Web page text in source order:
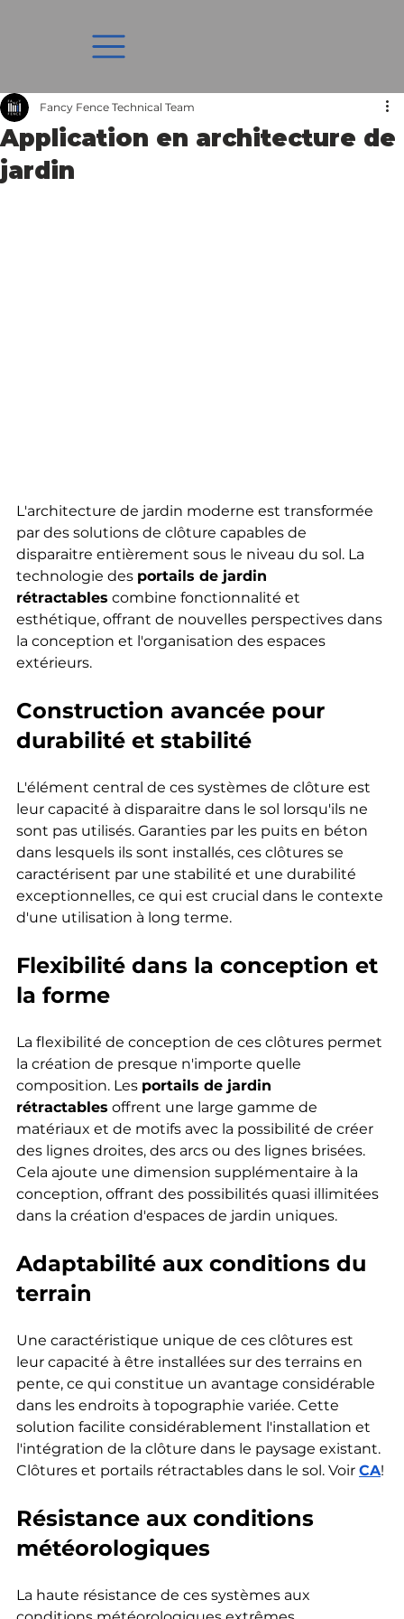
Application en architecture de
jardin
Fancy Fence Technical Team
L'architecture de jardin moderne est transformée
par des solutions de clôture capables de
disparaitre entièrement sous le niveau du sol. La
technologie des portails de jardin
rétractables combine fonctionnalité et
esthétique, offrant de nouvelles perspectives dans
la conception et l'organisation des espaces
extérieurs.
Construction avancée pour
durabilité et stabilité
L'élément central de ces systèmes de clôture est
leur capacité à disparaitre dans le sol lorsqu'ils ne
sont pas utilisés. Garanties par les puits en béton
dans lesquels ils sont installés, ces clôtures se
caractérisent par une stabilité et une durabilité
exceptionnelles, ce qui est crucial dans le contexte
d'une utilisation à long terme.
Flexibilité dans la conception et
la forme
La flexibilité de conception de ces clôtures permet
la création de presque n'importe quelle
composition. Les portails de jardin
rétractables offrent une large gamme de
matériaux et de motifs avec la possibilité de créer
des lignes droites, des arcs ou des lignes brisées.
Cela ajoute une dimension supplémentaire à la
conception, offrant des possibilités quasi illimitées
dans la création d'espaces de jardin uniques.
Adaptabilité aux conditions du
terrain
Une caractéristique unique de ces clôtures est
leur capacité à être installées sur des terrains en
pente, ce qui constitue un avantage considérable
dans les endroits à topographie variée. Cette
solution facilite considérablement l'installation et
l'intégration de la clôture dans le paysage existant.
Clôtures et portails rétractables dans le sol. Voir CA!
Résistance aux conditions
météorologiques
La haute résistance de ces systèmes aux